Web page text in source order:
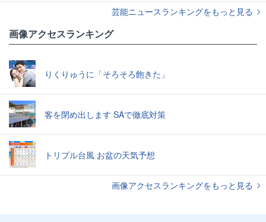
芸能ニュースランキングをもっと見る
画像アクセスランキング
りくりゅうに「そろそろ飽きた」
客を閉め出します SAで徹底対策
トリプル台風 お盆の天気予想
画像アクセスランキングをもっと見る